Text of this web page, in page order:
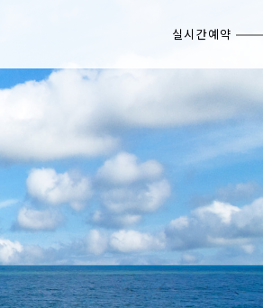
실시간예약